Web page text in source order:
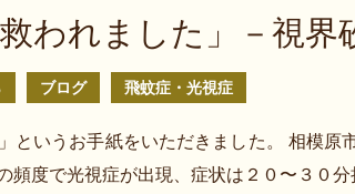
救われました」－視界
ブログ 飛蚊症・光視症
というお手紙をいただきました。 相模原
頻度で光視症が出現、症状は２０〜３０